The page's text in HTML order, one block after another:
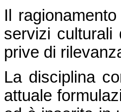
Il
servizi culturali
prive di
La disciplina
attuale